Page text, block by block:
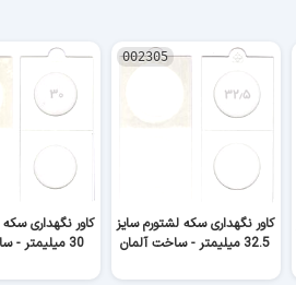
002305
کاور نگهداری سکه لشتورم سایز
32.5 میلیمتر - ساخت آلمان
کاور نگهداری
30 میلیمتر - ساخت آلمان